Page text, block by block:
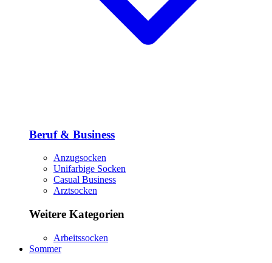
Beruf & Business
Anzugsocken
Unifarbige Socken
Casual Business
Arztsocken
Weitere Kategorien
Arbeitssocken
Sommer